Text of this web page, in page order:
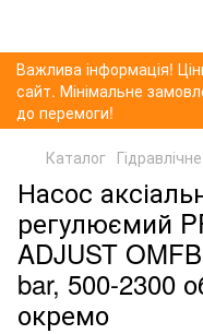
Важлива інформація!
сайт. Мінімальне
до перемоги!
Каталог
Насос
регулюємий
ADJUST
bar, 500-2300
окремо